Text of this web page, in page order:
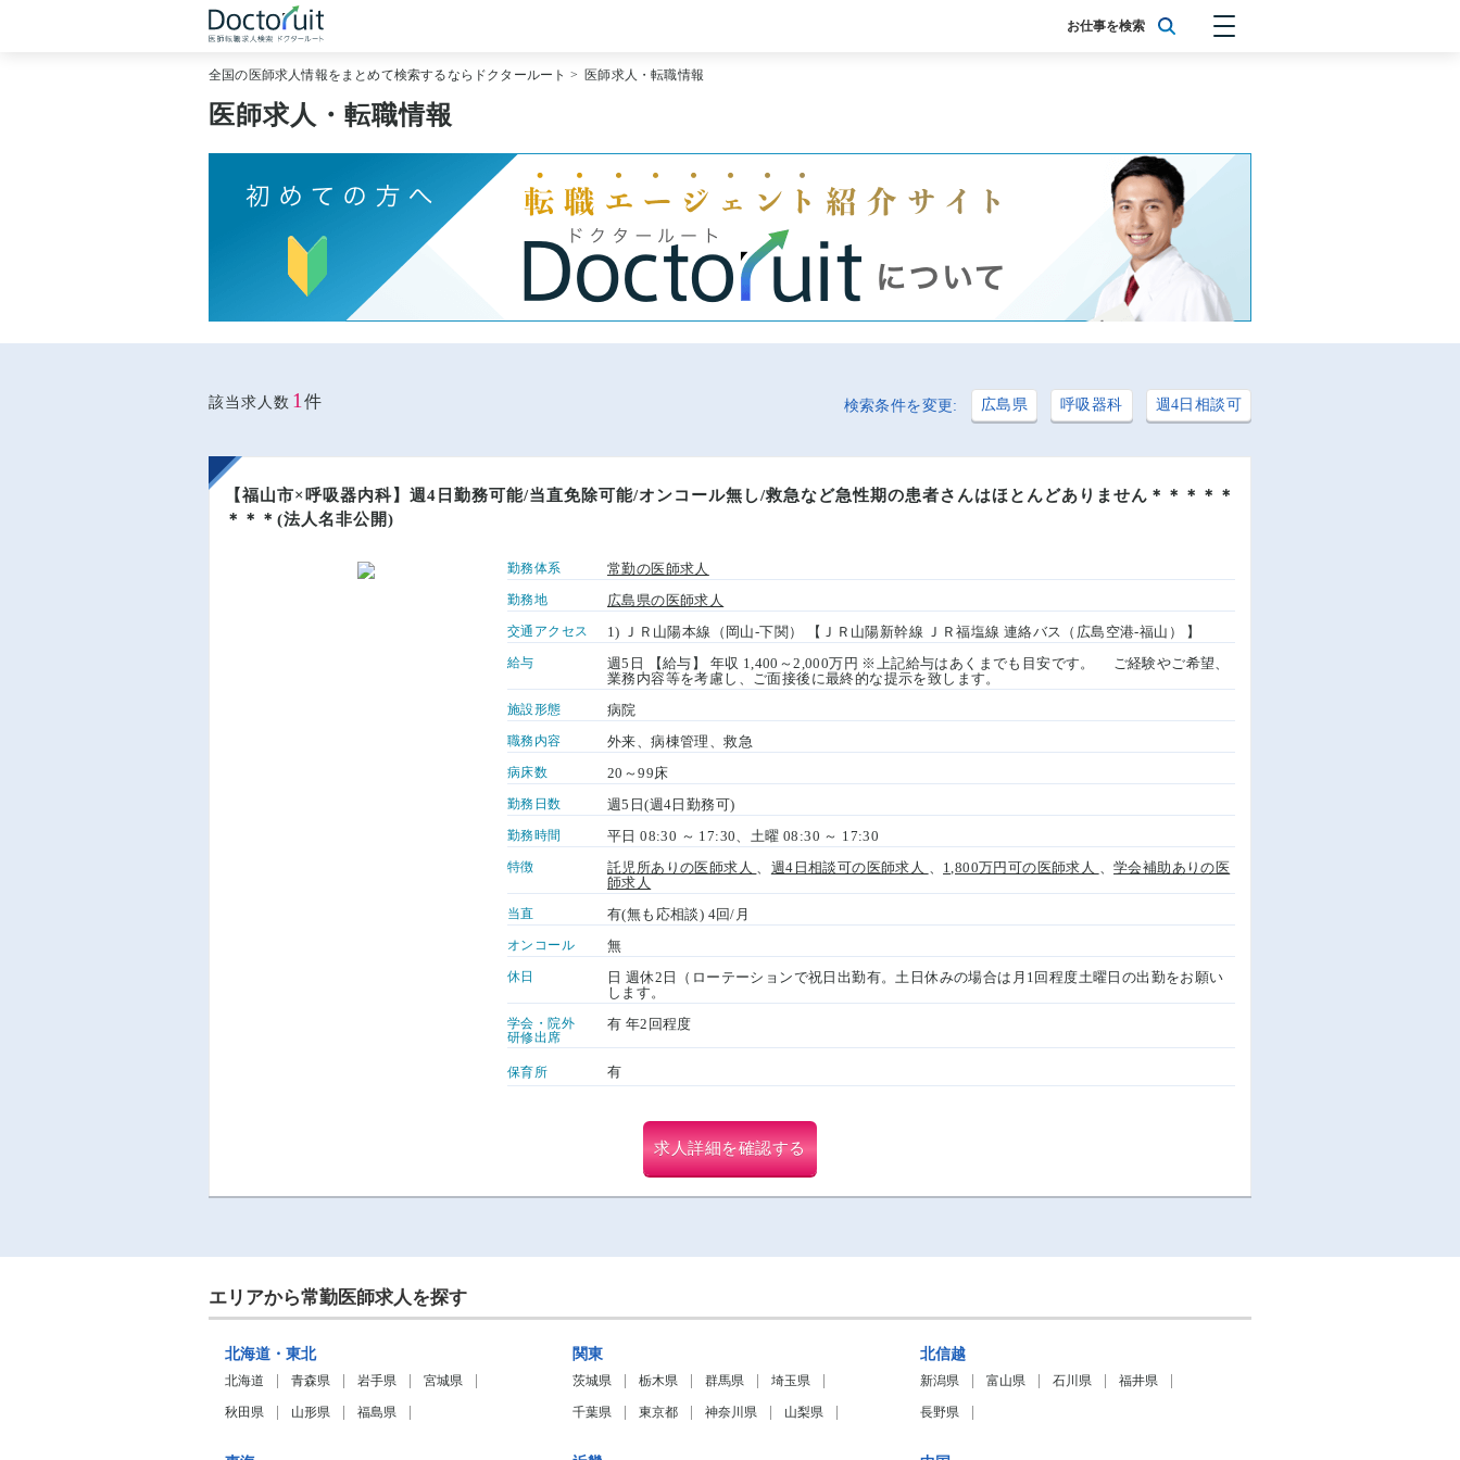
お仕事を検索
[常勤] 科目から探す
Doctoruitについて
運営者情報
プライバシーポリシー
全国の医師求人情報をまとめて検索するならドクタールート > 医師求人・転職情報
医師求人・転職情報
該当求人数 1件 検索条件を変更: 広島県 呼吸器科 週4日相談可
【福山市×呼吸器内科】週4日勤務可能/当直免除可能/オンコール無し/救急など急性期の患者さんはほとんどありません＊＊＊＊＊
＊＊＊(法人名非公開)
勤務体系 常勤の医師求人
勤務地 広島県の医師求人
交通アクセス 1) ＪＲ山陽本線（岡山-下関） 【ＪＲ山陽新幹線 ＪＲ福塩線 連絡バス（広島空港-福山） 】
給与
週5日 【給与】 年収 1,400～2,000万円 ※上記給与はあくまでも目安です。 ご経験やご希望、
業務内容等を考慮し、ご面接後に最終的な提示を致します。
施設形態 病院
職務内容 外来、病棟管理、救急
病床数 20～99床
勤務日数 週5日(週4日勤務可)
勤務時間 平日 08:30 ～ 17:30、土曜 08:30 ～ 17:30
特徴 託児所ありの医師求人 、 週4日相談可の医師求人 、 1,800万円可の医師求人 、学会補助ありの医
師求人
当直 有(無も応相談) 4回/月
オンコール 無
休日
日 週休2日（ローテーションで祝日出勤有。土日休みの場合は月1回程度土曜日の出勤をお願い
します。
学会・院外
研修出席
有 年2回程度
保育所 有
求人詳細を確認する
エリアから常勤医師求人を探す
北海道・東北
北海道 青森県 岩手県 宮城県
秋田県 山形県 福島県
関東
茨城県 栃木県 群馬県 埼玉県
千葉県 東京都 神奈川県 山梨県
北信越
新潟県 富山県 石川県 福井県
長野県